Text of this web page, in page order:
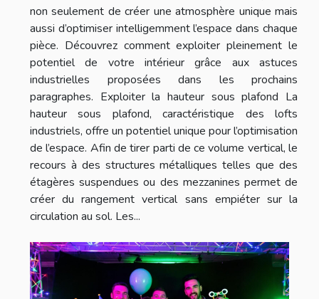
non seulement de créer une atmosphère unique mais
aussi d’optimiser intelligemment l’espace dans chaque
pièce. Découvrez comment exploiter pleinement le
potentiel de votre intérieur grâce aux astuces
industrielles proposées dans les prochains
paragraphes. Exploiter la hauteur sous plafond La
hauteur sous plafond, caractéristique des lofts
industriels, offre un potentiel unique pour l’optimisation
de l’espace. Afin de tirer parti de ce volume vertical, le
recours à des structures métalliques telles que des
étagères suspendues ou des mezzanines permet de
créer du rangement vertical sans empiéter sur la
circulation au sol. Les...